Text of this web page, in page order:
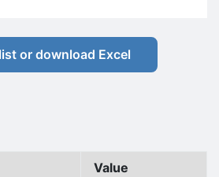
or download Excel
Value